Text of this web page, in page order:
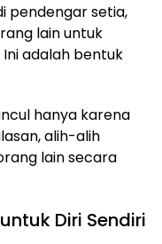
pendengar setia,
lain untuk
adalah bentuk
hanya karena
alih-alih
lain secara
Diri Sendiri